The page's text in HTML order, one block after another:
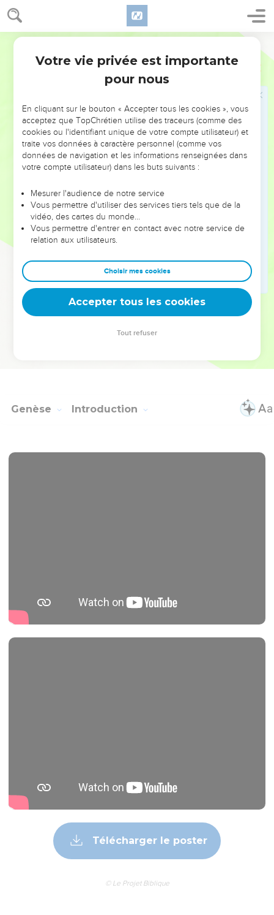
NE MANQUEZ PAS L’ÉVÉNEMENT
DE L’ANNÉE !
ET SI LEURS ERREURS POUVAIENT VOUS ÉVITER LES
VOTRES ?
leur foi ou leur vision. Mais on voit moins les doutes, les erreurs
et les saisons difficiles qu'ils ont traversés, alors même que ce
sont elles qui les ont façonnés.
Dans cette conférence, leaders, entrepreneurs, et responsables
clés pour avancer avec plus de sagesse afin que leurs erreurs
deviennent vos tremplins. Que vous guidiez un ministère, une
équipe, un groupe ou une famille, leur expérience est faite
Genèse Introduction
Télécharger le poster
© Le Projet Biblique
Votre vie privée est importante
pour nous
En cliquant sur le bouton « Accepter tous les cookies », vous
acceptez que TopChrétien utilise des traceurs (comme des
cookies ou l'identifiant unique de votre compte utilisateur) et
traite vos données à caractère personnel (comme vos
données de navigation et les informations renseignées dans
votre compte utilisateur) dans les buts suivants :
Mesurer l'audience de notre service
Vous permettre d'utiliser des services tiers tels que de la
vidéo, des cartes du monde…
Vous permettre d'entrer en contact avec notre service de
relation aux utilisateurs.
Choisir mes cookies
Accepter tous les cookies
Tout refuser